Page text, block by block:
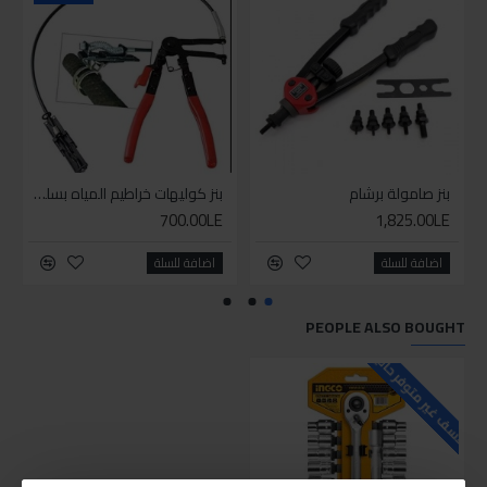
بنز صامولة برشام
1,825.00LE
اضافة للسلة
بنز كوليهات خراطيم المياه بسلك مرن
700.00LE
اضافة للسلة
PEOPLE ALSO BOUGHT
للاسف غير متوفر حاليا